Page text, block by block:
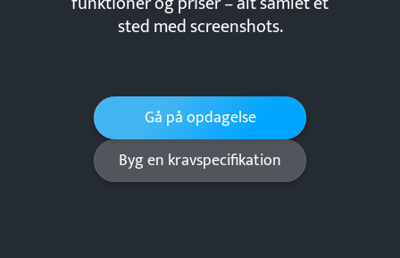
sted med screenshots.
Gå på opdagelse
Byg en kravspecifikation